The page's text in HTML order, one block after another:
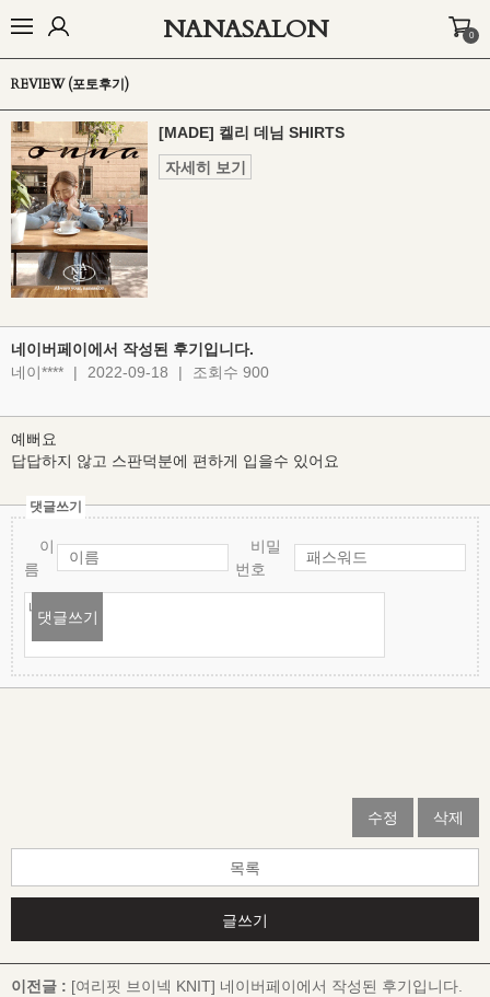
NANASALON 0
REVIEW (포토후기)
[MADE] 켈리 데님 SHIRTS
자세히 보기
네이버페이에서 작성된 후기입니다.
네이****
| 2022-09-18 | 조회수 900
예뻐요
답답하지 않고 스판덕분에 편하게 입을수 있어요
댓글쓰기
이
름
비밀
번호
댓글쓰기
수정 삭제
목록
글쓰기
이전글 : [여리핏 브이넥 KNIT] 네이버페이에서 작성된 후기입니다.